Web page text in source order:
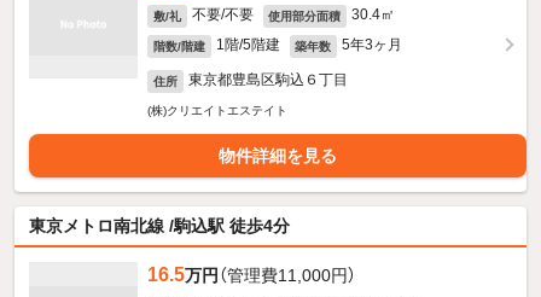
敷/礼 不要/不要 使用部分面積 30.4㎡
階数/階建 1階/5階建 築年数 5年3ヶ月
住所 東京都豊島区駒込６丁目
(株)クリエイトエステイト
物件詳細を見る
東京メトロ南北線 /駒込駅 徒歩4分
16.5万円 （管理費11,000円）